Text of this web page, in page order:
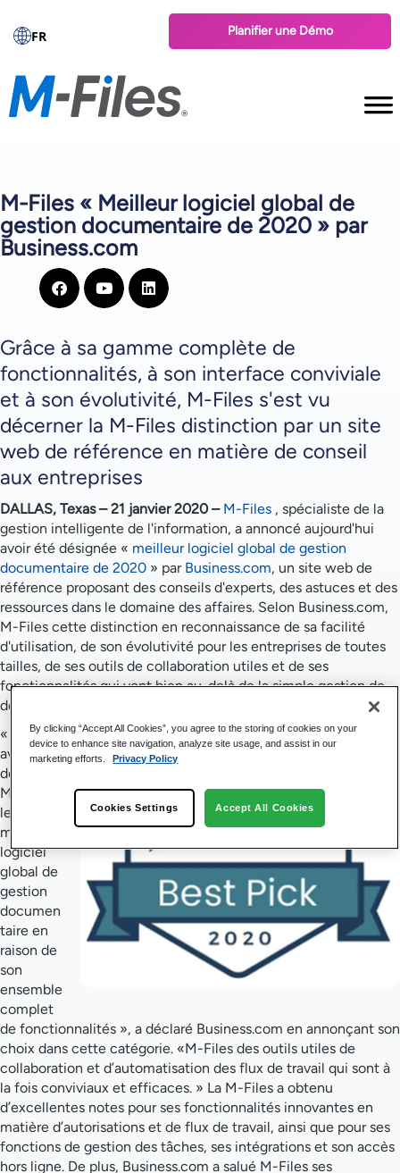
FR Planifier une Démo
M-Files « Meilleur logiciel global de
gestion documentaire de 2020 » par
Business.com
Grâce à sa gamme complète de
fonctionnalités, à son interface conviviale
et à son évolutivité, M-Files s'est vu
décerner la M-Files distinction par un site
web de référence en matière de conseil
aux entreprises
DALLAS, Texas – 21 janvier 2020 – M-Files , spécialiste de la
gestion intelligente de l'information, a annoncé aujourd'hui
avoir été désignée « meilleur logiciel global de gestion
documentaire de 2020 » par Business.com, un site web de
référence proposant des conseils d'experts, des astuces et des
ressources dans le domaine des affaires. Selon Business.com,
M-Files cette distinction en reconnaissance de sa facilité
d'utilisation, de son évolutivité pour les entreprises de toutes
tailles, de ses outils de collaboration utiles et de ses
fonctionnalités qui vont bien au-delà de la simple gestion de
documents.
« Nous
avons
désigné
M-Files
le
meilleur
logiciel
global de
gestion
documen
taire en
raison de
son
ensemble
complet
de fonctionnalités », a déclaré Business.com en annonçant son
choix dans cette catégorie. «M-Files des outils utiles de
collaboration et d’automatisation des flux de travail qui sont à
la fois conviviaux et efficaces. » La M-Files a obtenu
d’excellentes notes pour ses fonctionnalités innovantes en
matière d’autorisations et de flux de travail, ainsi que pour ses
fonctions de gestion des tâches, ses intégrations et son accès
hors ligne. De plus, Business.com a salué M-Files ses
By clicking “Accept All Cookies”, you agree to the storing of cookies on your
device to enhance site navigation, analyze site usage, and assist in our
marketing efforts.
Privacy Policy
Cookies Settings Accept All Cookies